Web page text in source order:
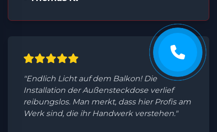
"Endlich Licht auf dem Balkon! Die
Installation der Außensteckdose verlief
reibungslos. Man merkt, dass hier Profis am
Werk sind, die ihr Handwerk verstehen."